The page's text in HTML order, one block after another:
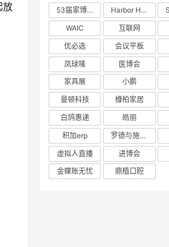
放 53届家博会 Harbor House
WAIC
互联网
优必选
会议平板
凤球唛
医博会
家具展
小鹏
曼顿科技
槺柏家居
白鸽惠递
皓丽
积加erp
罗德与施瓦茨
虚拟人直播
进博会
金蝶账无忧
鼎植口腔